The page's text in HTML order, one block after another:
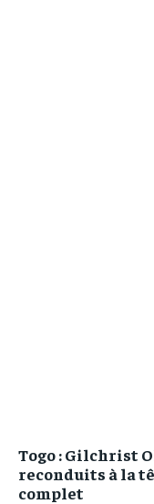
Togo : Gilchrist
reconduits à la
complet